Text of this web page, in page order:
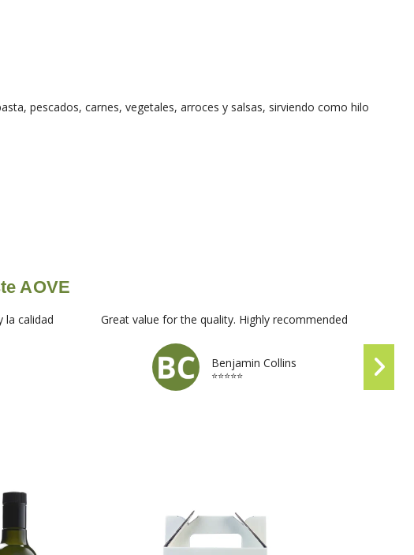
pescados, carnes, vegetales, arroces y salsas, sirviendo como hilo
AOVE
la calidad Great value for the quality. Highly recommended
Benjamin Collins
⭐⭐⭐⭐⭐